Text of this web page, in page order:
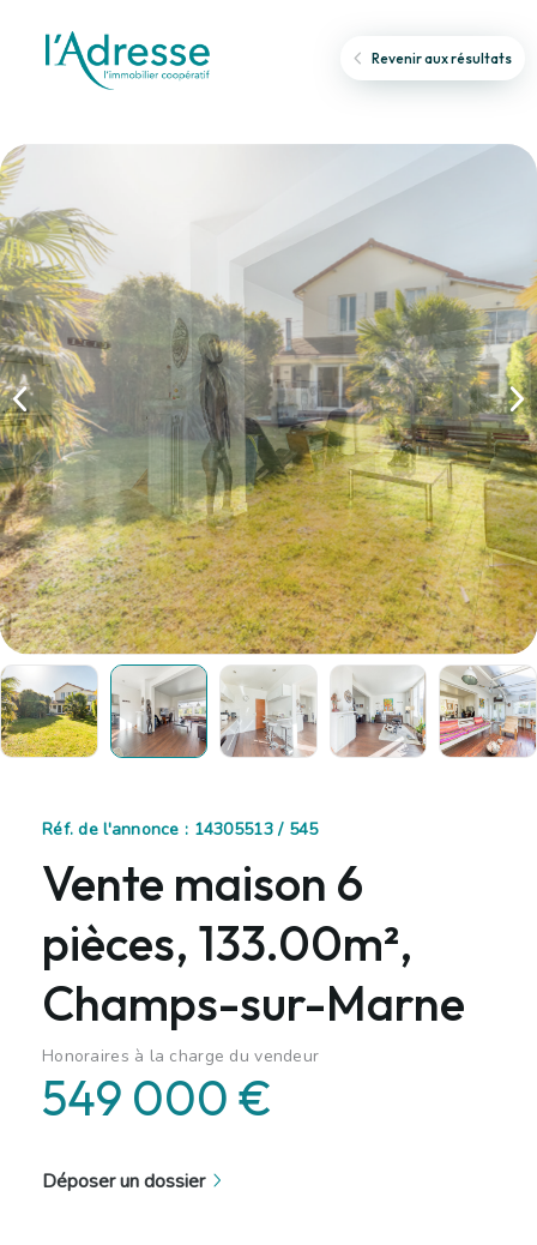
Revenir aux résultats
Réf. de l'annonce : 14305513 / 545
Vente maison 6
pièces, 133.00m²,
Champs-sur-Marne
Honoraires à la charge du vendeur
549 000 €
Déposer un dossier